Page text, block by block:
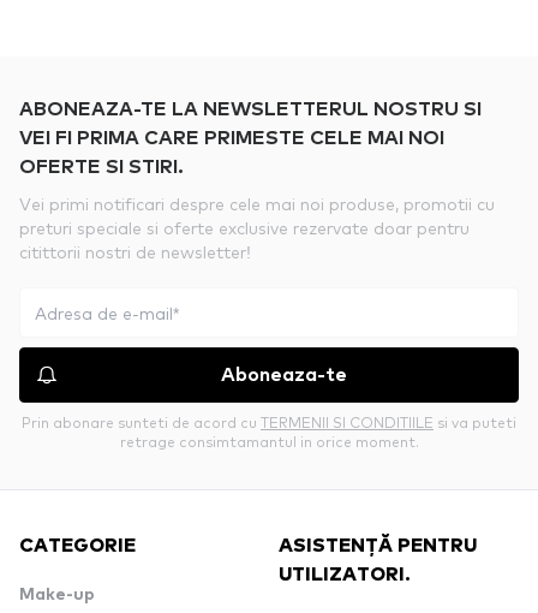
ABONEAZA-TE LA NEWSLETTERUL NOSTRU SI
VEI FI PRIMA CARE PRIMESTE CELE MAI NOI
OFERTE SI STIRI.
Vei primi notificari despre cele mai noi produse, promotii cu
preturi speciale si oferte exclusive rezervate doar pentru
citittorii nostri de newsletter!
Aboneaza-te
Prin abonare sunteti de acord cu TERMENII SI CONDITIILE si va puteti
retrage consimtamantul in orice moment.
CATEGORIE
Make-up
ASISTENȚĂ PENTRU
UTILIZATORI.